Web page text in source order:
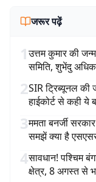
जरूर पढ़ें
1उत्तम कुमार की
समिति, शुभेंदु
2SIR ट्रिब्यूनल की
हाईकोर्ट से कही ये
3ममता बनर्जी
समझें क्या है
4सावधान! पश्चिम
क्षेत्र, 8 अगस्त से